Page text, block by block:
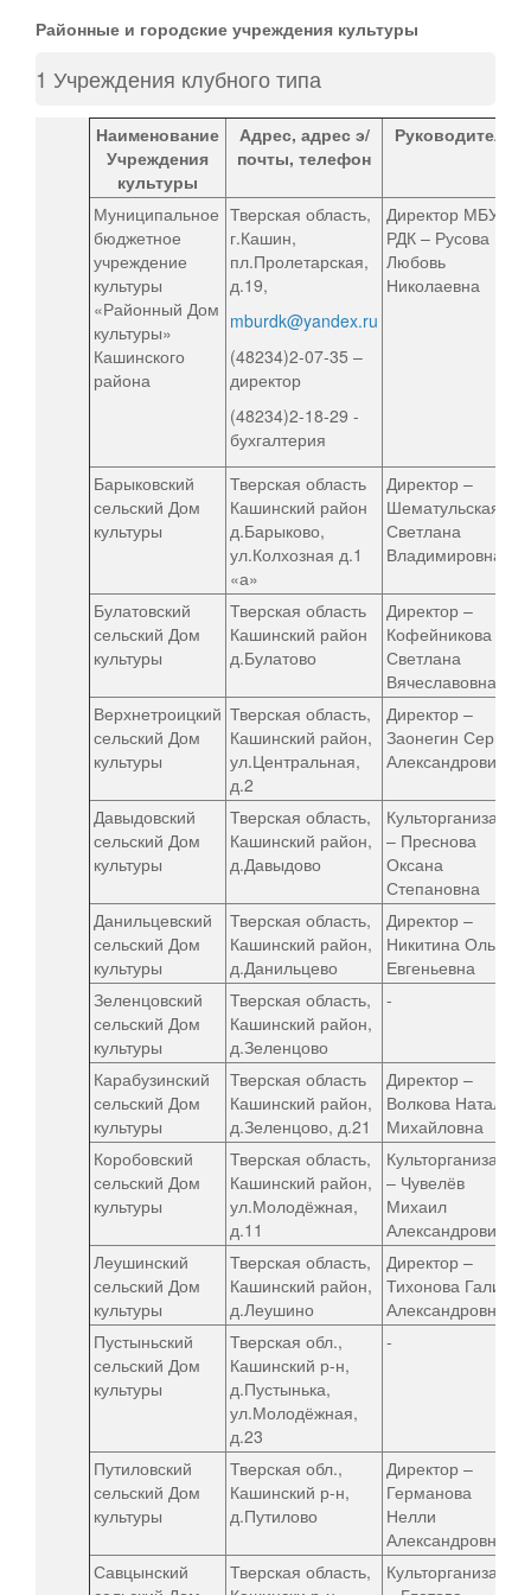
Персональные данные
Оценка регулирующего воздействия
Деятельность МУ
Нормативы градостроительного проектирования
Правила землепользования и застройки
Генеральные планы
Проекты планировки территории
Собрание депутатов
Районные и городские учреждения культуры
1 Учреждения клубного типа
Наименование
Учреждения
культуры
Адрес, адрес э/
почты, телефон
Руководитель
Муниципальное
бюджетное
учреждение
культуры
«Районный Дом
культуры»
Кашинского
района
Тверская область,
г.Кашин,
пл.Пролетарская,
д.19,
mburdk@yandex.ru
(48234)2-07-35 –
директор
(48234)2-18-29 -
бухгалтерия
Директор МБУ
РДК – Русова
Любовь
Николаевна
Барыковский
сельский Дом
культуры
Тверская область
Кашинский район
д.Барыково,
ул.Колхозная д.1
«а»
Директор –
Шематульская
Светлана
Владимировна
Булатовский
сельский Дом
культуры
Тверская область
Кашинский район
д.Булатово
Директор –
Кофейникова
Светлана
Вячеславовна
Верхнетроицкий
сельский Дом
культуры
Тверская область,
Кашинский район,
ул.Центральная,
д.2
Директор –
Заонегин Сергей
Александрович
Давыдовский
сельский Дом
культуры
Тверская область,
Кашинский район,
д.Давыдово
Культорганизатор
– Преснова
Оксана
Степановна
Данильцевский
сельский Дом
культуры
Тверская область,
Кашинский район,
д.Данильцево
Директор –
Никитина Ольга
Евгеньевна
Зеленцовский
сельский Дом
культуры
Тверская область,
Кашинский район,
д.Зеленцово
-
Карабузинский
сельский Дом
культуры
Тверская область
Кашинский район,
д.Зеленцово, д.21
Директор –
Волкова Наталья
Михайловна
Коробовский
сельский Дом
культуры
Тверская область,
Кашинский район,
ул.Молодёжная,
д.11
Культорганизатор
– Чувелёв
Михаил
Александрович
Леушинский
сельский Дом
культуры
Тверская область,
Кашинский район,
д.Леушино
Директор –
Тихонова Галина
Александровна
Пустыньский
сельский Дом
культуры
Тверская обл.,
Кашинский р-н,
д.Пустынька,
ул.Молодёжная,
д.23
-
Путиловский
сельский Дом
культуры
Тверская обл.,
Кашинский р-н,
д.Путилово
Директор –
Германова
Нелли
Александровна
Савцынский
Тверская область,
Культорганизатор